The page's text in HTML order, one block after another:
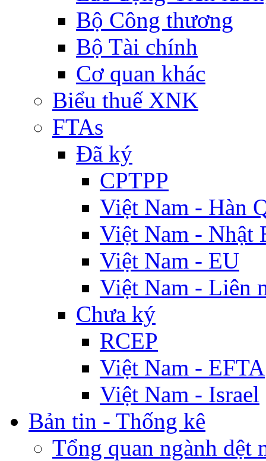
Bộ Công thương
Bộ Tài chính
Cơ quan khác
Biểu thuế XNK
FTAs
Đã ký
CPTPP
Việt Nam - Hàn
Việt Nam - Nhật
Việt Nam - EU
Việt Nam - Liên
Chưa ký
RCEP
Việt Nam - EFTA
Việt Nam - Israel
Bản tin - Thống kê
Tổng quan ngành dệt